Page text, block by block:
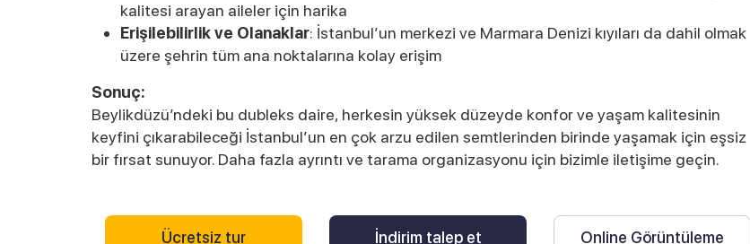
kalitesi arayan aileler için harika
Erişilebilirlik ve Olanaklar: İstanbul’un merkezi ve Marmara Denizi kıyıları da dahil olmak
üzere şehrin tüm ana noktalarına kolay erişim
Sonuç:
Beylikdüzü’ndeki bu dubleks daire, herkesin yüksek düzeyde konfor ve yaşam kalitesinin
keyfini çıkarabileceği İstanbul’un en çok arzu edilen semtlerinden birinde yaşamak için eşsiz
bir fırsat sunuyor. Daha fazla ayrıntı ve tarama organizasyonu için bizimle iletişime geçin.
Ücretsiz tur İndirim talep et Online Görüntüleme